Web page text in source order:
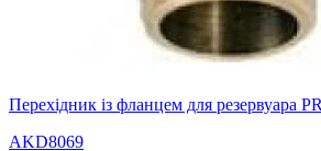
Перехідник із фланцем для резервуара
AKD8069